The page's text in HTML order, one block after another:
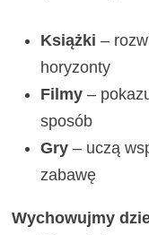
Książki –
horyzonty
Filmy –
sposób
Gry – uczą
zabawę
Wychowujmy